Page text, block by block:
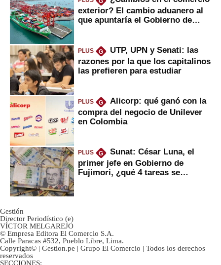
exterior? El cambio aduanero al
que apuntaría el Gobierno de
PLUS G
UTP, UPN y Senati: las
razones por la que los capitalinos
las prefieren para estudiar
PLUS G
Alicorp: qué ganó con la
compra del negocio de Unilever
en Colombia
PLUS G
Sunat: César Luna, el
primer jefe en Gobierno de
Fujimori, ¿qué 4 tareas se
Gestión
Director Periodístico (e)
VÍCTOR MELGAREJO
© Empresa Editora El Comercio S.A.
Calle Paracas #532, Pueblo Libre, Lima.
Copyright© | Gestion.pe | Grupo El Comercio | Todos los derechos
reservados
SECCIONES: